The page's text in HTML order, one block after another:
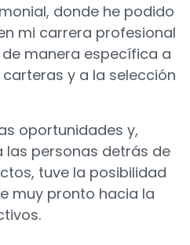
donde he podido
mi carrera profesional
manera específica a
y a la selección
oportunidades y,
las personas detrás de
tuve la posibilidad
muy pronto hacia la